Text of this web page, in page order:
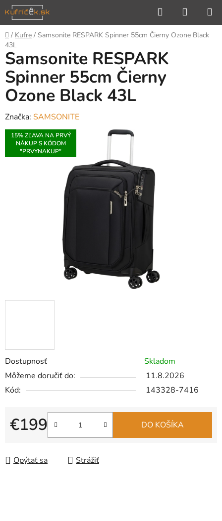
Prejsť
na
obsah
Hľadať
KOŠÍK
Domov
/ Kufre / Samsonite RESPARK Spinner 55cm Čierny Ozone Black
43L
Dostupnosť
Skladom
Môžeme doručiť do:
11.8.2026
Kód:
143328-7416
€199
Jednotková cena:
DO KOŠÍKA
Opýtať sa Strážiť
Samsonite RESPARK
Spinner 55cm Čierny
Ozone Black 43L
Značka: SAMSONITE
15% ZĽAVA NA PRVÝ
NÁKUP S KÓDOM
"PRVYNAKUP"